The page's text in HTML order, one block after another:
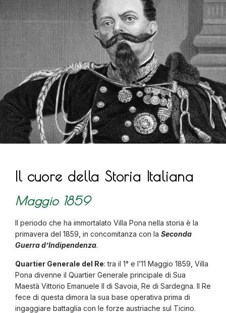
Il cuore della Storia Italiana
Maggio 1859
Il periodo che ha immortalato Villa Pona nella storia è la
primavera del 1859, in concomitanza con la Seconda
Guerra d’Indipendenza.
Quartier Generale del Re: tra il 1° e l’11 Maggio 1859, Villa
Pona divenne il Quartier Generale principale di Sua
Maestà Vittorio Emanuele II di Savoia, Re di Sardegna. Il Re
fece di questa dimora la sua base operativa prima di
ingaggiare battaglia con le forze austriache sul Ticino.